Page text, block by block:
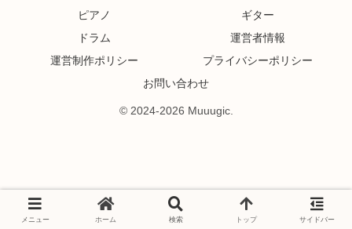
ピアノ
ギター
ドラム
運営者情報
運営制作ポリシー
プライバシーポリシー
お問い合わせ
© 2024-2026 Muuugic.
メニュー ホーム 検索 トップ サイドバー